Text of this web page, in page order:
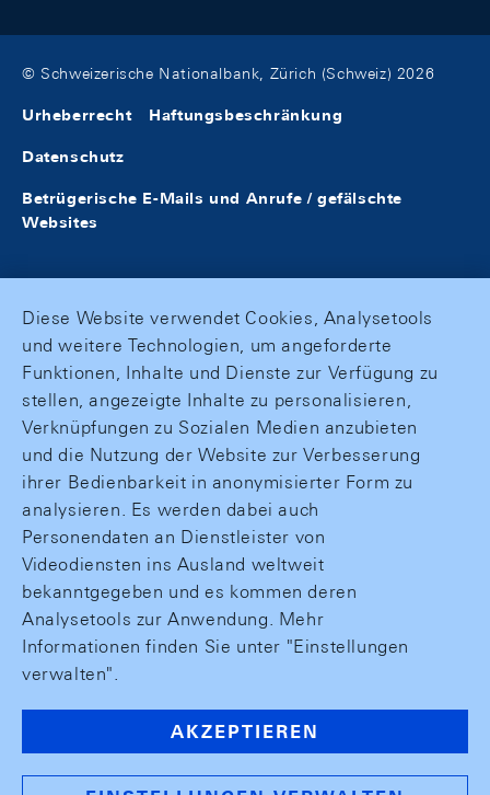
© Schweizerische Nationalbank, Zürich (Schweiz) 2026
Urheberrecht Haftungsbeschränkung
Datenschutz
Betrügerische E-Mails und Anrufe / gefälschte
Websites
Diese Website verwendet Cookies, Analysetools
und weitere Technologien, um angeforderte
Funktionen, Inhalte und Dienste zur Verfügung zu
stellen, angezeigte Inhalte zu personalisieren,
Verknüpfungen zu Sozialen Medien anzubieten
und die Nutzung der Website zur Verbesserung
ihrer Bedienbarkeit in anonymisierter Form zu
analysieren. Es werden dabei auch
Personendaten an Dienstleister von
Videodiensten ins Ausland weltweit
bekanntgegeben und es kommen deren
Analysetools zur Anwendung. Mehr
Informationen finden Sie unter "Einstellungen
verwalten".
AKZEPTIEREN